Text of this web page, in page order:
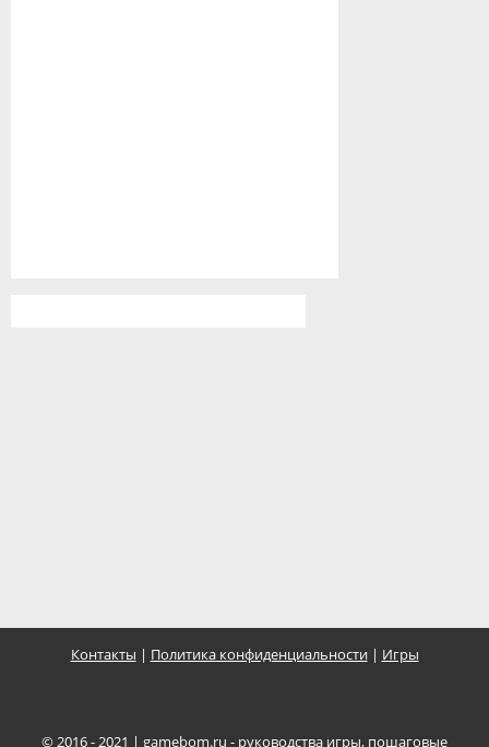
Контакты | Политика конфиденциальности| Игры
© 2016 - 2021 | gamebom.ru - руководства игры, пошаговые